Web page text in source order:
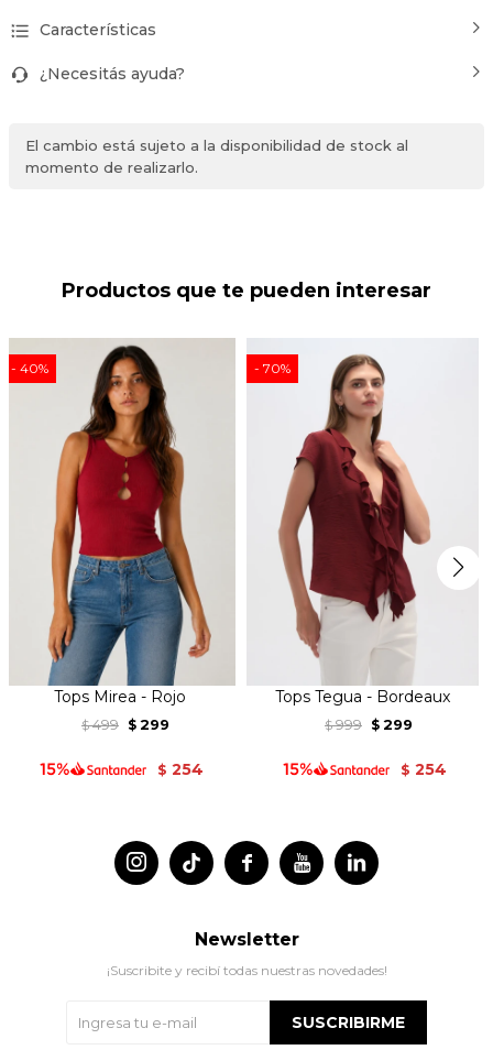
Características
¿Necesitás ayuda?
El cambio está sujeto a la disponibilidad de stock al
momento de realizarlo.
Productos que te pueden interesar
40
Tops Mirea - Rojo
$ 499 $ 299
$ 254
70
Tops Tegua - Bordeaux
$ 999 $ 299
$ 254
 
 
Newsletter
¡Suscribite y recibí todas nuestras novedades!
SUSCRIBIRME